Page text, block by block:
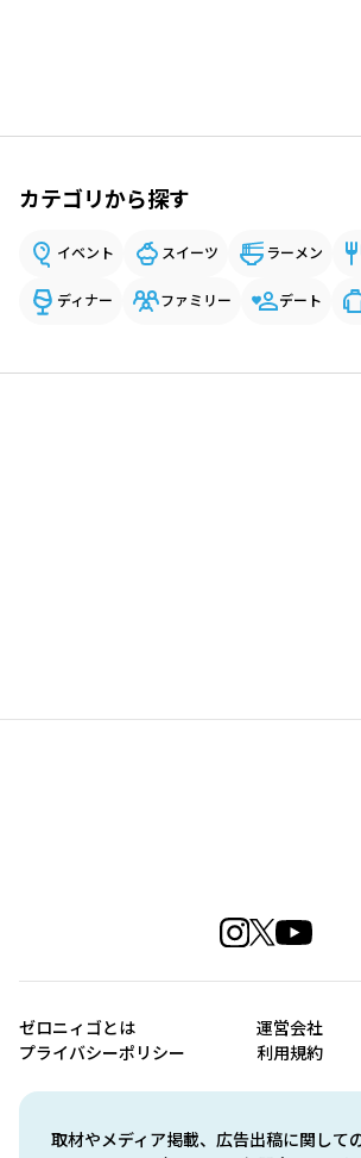
カテゴリから探す
イベント スイーツ ラーメン
ディナー ファミリー デート
取材やメディア掲載、広告出稿に関して
ゼロニィゴとは
運営会社
プライバシーポリシー
利用規約